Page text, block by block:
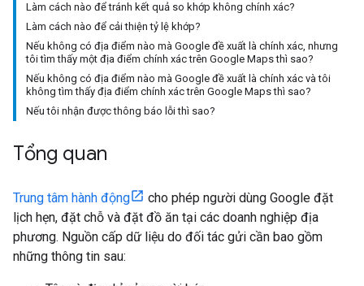
Làm cách nào để tránh kết quả so khớp không chính xác?
Làm cách nào để cải thiện tỷ lệ khớp?
Nếu không có địa điểm nào mà Google đề xuất là chính xác, nhưng
tôi tìm thấy một địa điểm chính xác trên Google Maps thì sao?
Nếu không có địa điểm nào mà Google đề xuất là chính xác và tôi
không tìm thấy địa điểm chính xác trên Google Maps thì sao?
Nếu tôi nhận được thông báo lỗi thì sao?
Tổng quan
Trung tâm hành động
cho phép người dùng Google đặt
lịch hẹn, đặt chỗ và đặt đồ ăn tại các doanh nghiệp địa
phương. Nguồn cấp dữ liệu do đối tác gửi cần bao gồm
những thông tin sau: